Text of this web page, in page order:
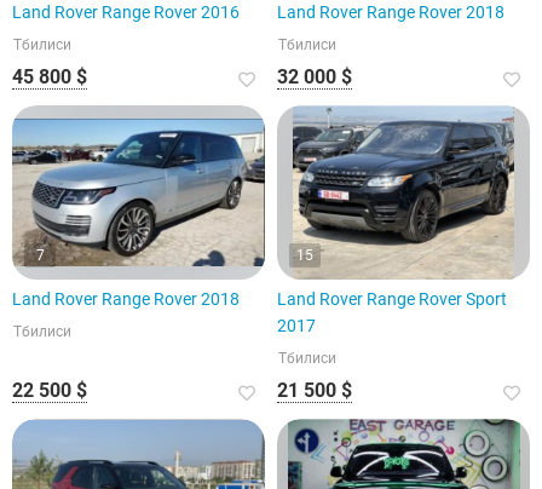
Land Rover Range Rover 2016
Тбилиси
45 800 $
Land Rover Range Rover 2018
Тбилиси
32 000 $
7
Land Rover Range Rover 2018
Тбилиси
22 500 $
15
Land Rover Range Rover Sport
2017
Тбилиси
21 500 $